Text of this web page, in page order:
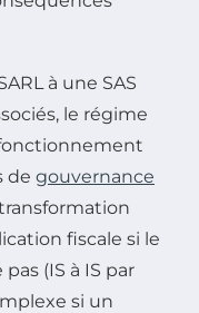
à une SAS
le régime
de gouvernance
fiscale si le
(IS à IS par
si un